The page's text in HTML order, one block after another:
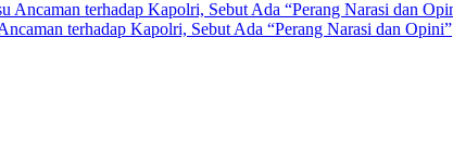
terhadap Kapolri, Sebut Ada “Perang Narasi dan Opini”